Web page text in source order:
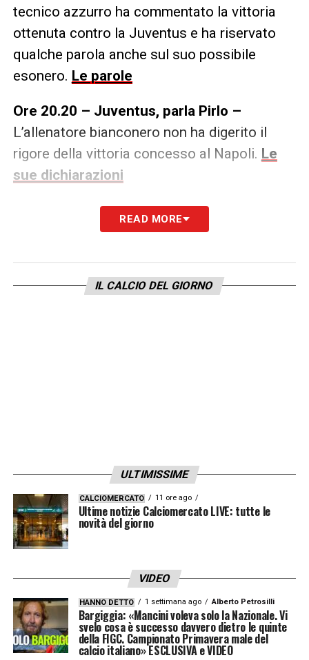
tecnico azzurro ha commentato la vittoria
ottenuta contro la Juventus e ha riservato
qualche parola anche sul suo possibile
esonero. Le parole
Ore 20.20 – Juventus, parla Pirlo –
L’allenatore bianconero non ha digerito il
rigore della vittoria concesso al Napoli. Le
sue dichiarazioni
Ore 19.44 – Milan, Rebic in tribuna –
evidenziato dalleformazioni ufficiali di
disposizione di Stefano Pioli: l’attaccante
creato seguirà la gara dalla tribuna.
Ore 19.31 – Sassuolo, i convocati di De
Zerbi –Jeremie Boga non è stato convocato
dal tecnico del Sassuolo Roberto De Zerbi
READ MORE
IL CALCIO DEL GIORNO
ULTIMISSIME
CALCIOMERCATO 11 ore ago
Ultime notizie Calciomercato LIVE: tutte le
novità del giorno
VIDEO
HANNO DETTO 1 settimana ago Alberto Petrosilli
Bargiggia: «Mancini voleva solo la Nazionale. Vi
svelo cosa è successo davvero dietro le quinte
della FIGC. Campionato Primavera male del
calcio italiano» ESCLUSIVA e VIDEO